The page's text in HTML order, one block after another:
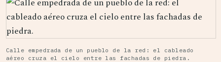
Calle empedrada de un pueblo de la red: el cableado
aéreo cruza el cielo entre las fachadas de piedra.